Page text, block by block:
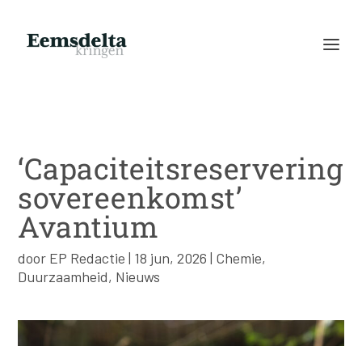
‘Capaciteitsreservering
sovereenkomst’
Avantium
door EP Redactie | 18 jun, 2026 | Chemie,
Duurzaamheid, Nieuws